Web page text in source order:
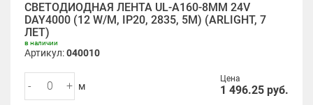
СВЕТОДИОДНАЯ ЛЕНТА UL-A160-8MM 24V
DAY4000 (12 W/M, IP20, 2835, 5M) (ARLIGHT, 7
ЛЕТ)
в наличии
Артикул:040010
Цена
1 496.25 руб.
- + м